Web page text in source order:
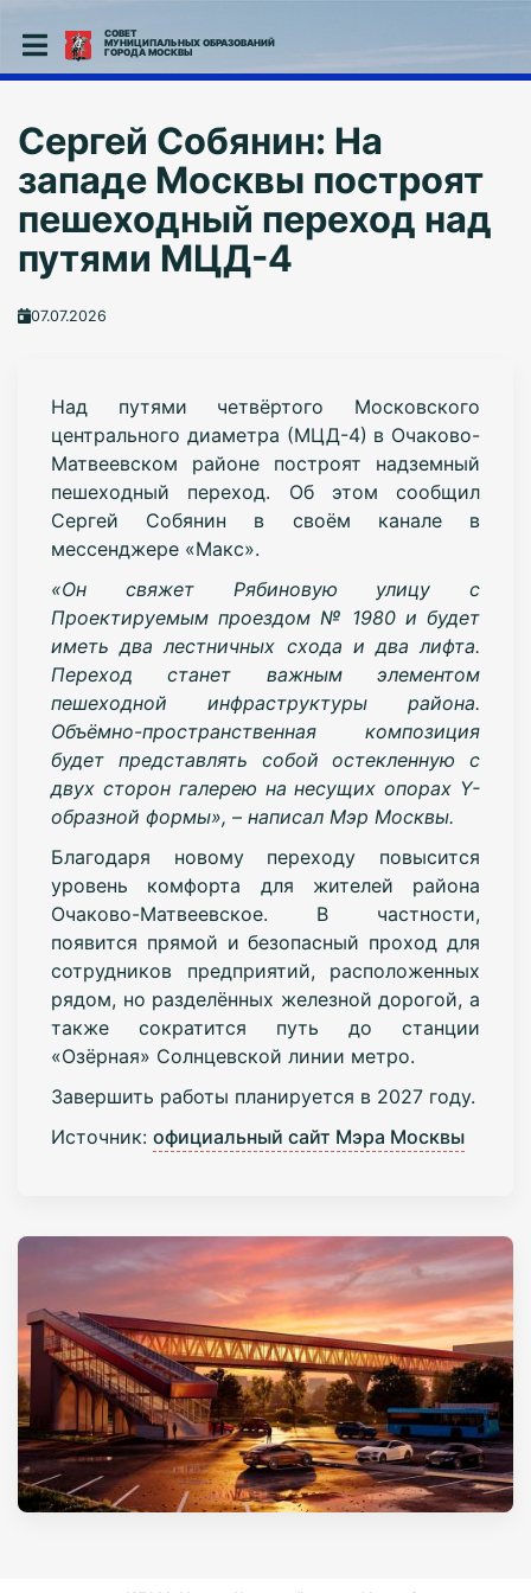
СОВЕТ
МУНИЦИПАЛЬНЫХ ОБРАЗОВАНИЙ
ГОРОДА МОСКВЫ
Сергей Собянин: На
западе Москвы построят
пешеходный переход над
путями МЦД-4
07.07.2026
Над путями четвёртого Московского
центрального диаметра (МЦД-4) в Очаково-
Матвеевском районе построят надземный
пешеходный переход. Об этом сообщил
Сергей Собянин в своём канале в
мессенджере «Макс».
«Он свяжет Рябиновую улицу с
Проектируемым проездом № 1980 и будет
иметь два лестничных схода и два лифта.
Переход станет важным элементом
пешеходной инфраструктуры района.
Объёмно-пространственная композиция
будет представлять собой остекленную с
двух сторон галерею на несущих опорах Y-
образной формы», – написал Мэр Москвы.
Благодаря новому переходу повысится
уровень комфорта для жителей района
Очаково-Матвеевское. В частности,
появится прямой и безопасный проход для
сотрудников предприятий, расположенных
рядом, но разделённых железной дорогой, а
также сократится путь до станции
«Озёрная» Солнцевской линии метро.
Завершить работы планируется в 2027 году.
Источник: официальный сайт Мэра Москвы